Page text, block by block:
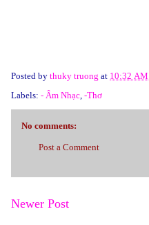
Posted by thuky truong at 10:32 AM
Labels: - Âm Nhạc -Thơ
No comments:
Post a Comment
Newer Post